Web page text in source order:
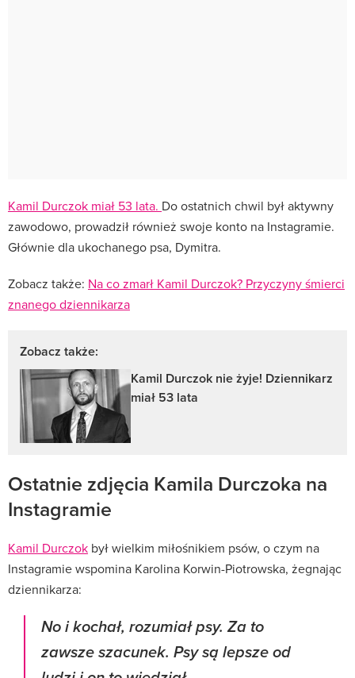
Kamil Durczok miał 53 lata. Do ostatnich chwil był aktywny
zawodowo, prowadził również swoje konto na Instagramie.
Głównie dla ukochanego psa, Dymitra.
Zobacz także: Na co zmarł Kamil Durczok? Przyczyny śmierci
znanego dziennikarza
Zobacz także:
Kamil Durczok nie żyje! Dziennikarz
miał 53 lata
Ostatnie zdjęcia Kamila Durczoka na
Instagramie
Kamil Durczok był wielkim miłośnikiem psów, o czym na
Instagramie wspomina Karolina Korwin-Piotrowska, żegnając
dziennikarza:
No i kochał, rozumiał psy. Za to
zawsze szacunek. Psy są lepsze od